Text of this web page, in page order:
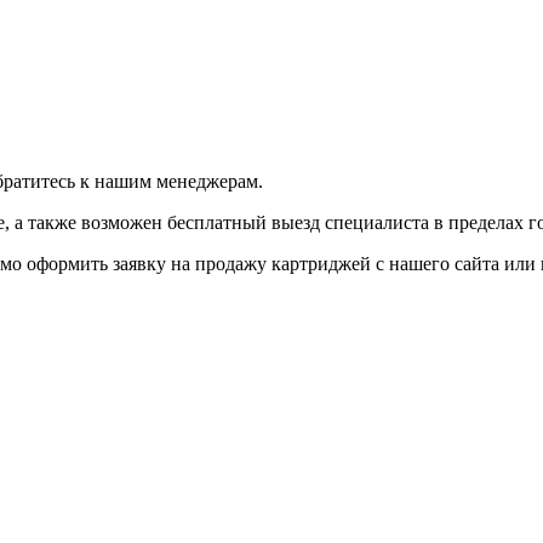
к нашим менеджерам.
также возможен бесплатный выезд специалиста в пределах
заявку на продажу картриджей с нашего сайта или